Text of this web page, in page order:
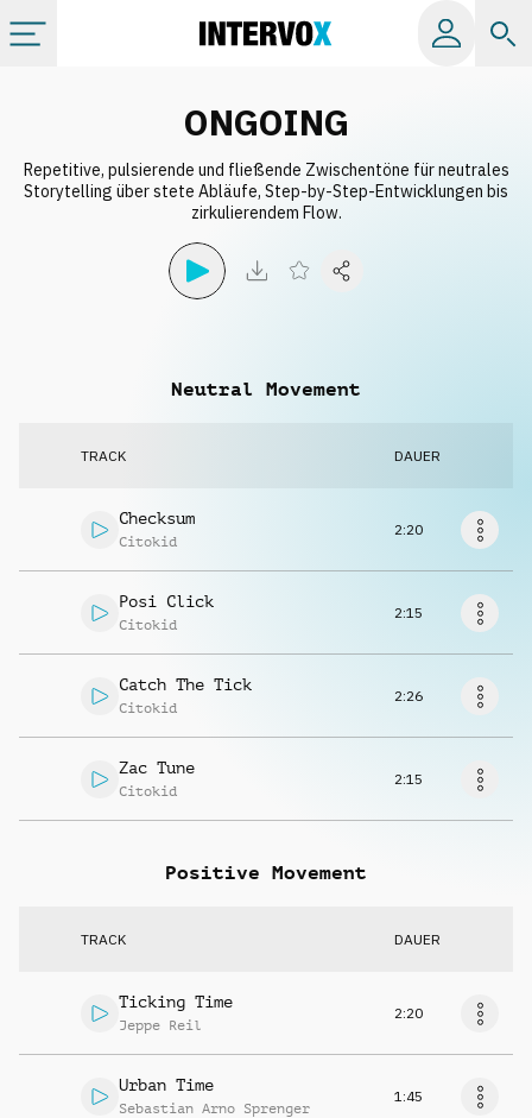
Alle Alben
Info
Musikanfrage
ONGOING
Repetitive, pulsierende und fließende Zwischentöne für neutrales
Storytelling über stete Abläufe, Step-by-Step-Entwicklungen bis
zirkulierendem Flow.
Neutral Movement
TRACK DAUER
Checksum
Citokid
2:20
Posi Click
Citokid
2:15
Catch The Tick
Citokid
2:26
Zac Tune
Citokid
2:15
Positive Movement
TRACK DAUER
Ticking Time
Jeppe Reil
2:20
Urban Time
Sebastian Arno Sprenger
1:45